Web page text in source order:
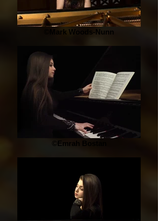
©Mark Woods-Nunn
©Emrah Bostan